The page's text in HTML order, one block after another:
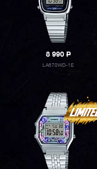
8 990P
LA670WD-1E